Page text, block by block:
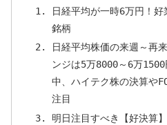
日経平均が一時6万円！
銘柄
日経平均株価の来週～
ンジは5万8000～6万1500
中、ハイテク株の決算や
注目
明日注目すべき【好決算